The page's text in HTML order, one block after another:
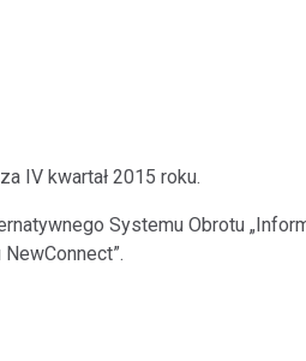
IV kwartał 2015 roku.
Systemu Obrotu